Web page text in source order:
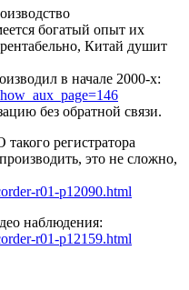
богатый опыт их
Китай душит
в начале 2000-х:
без обратной связи.
регистратора
это не сложно,
r01-p12090.html
наблюдения:
r01-p12159.html